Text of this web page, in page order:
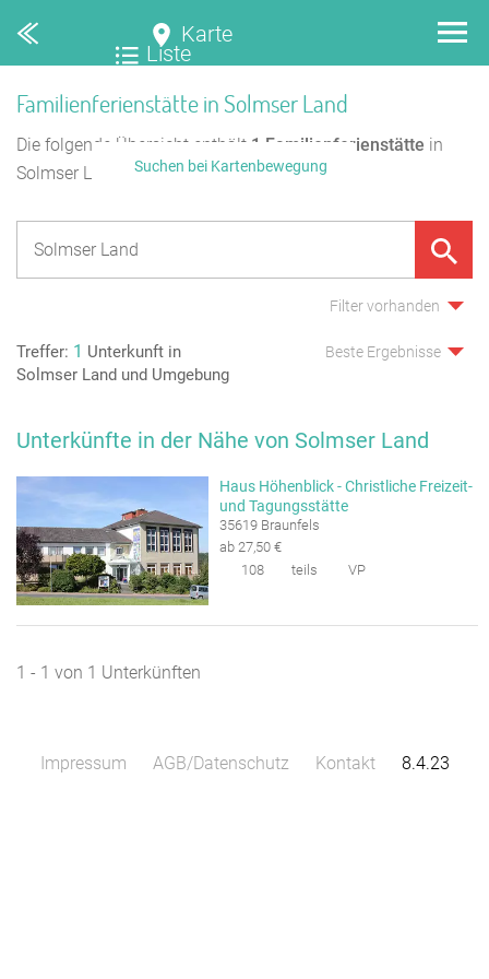
Karte
Liste
Familienferienstätte in Solmser Land
Die folgende Übersicht enthält 1 Familienferienstätte in
Solmser Land.
Filter vorhanden
Treffer: 1 Unterkunft in
Solmser Land und Umgebung
Beste Ergebnisse
Unterkünfte in der Nähe von Solmser Land
Haus Höhenblick - Christliche Freizeit-
und Tagungsstätte
35619 Braunfels
ab 27,50 €
108
teils VP
1 - 1 von 1 Unterkünften
Suchen bei Kartenbewegung
Impressum AGB/Datenschutz Kontakt 8.4.23